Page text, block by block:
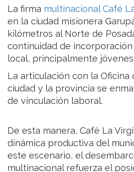
La firma multinacionalCafé
en la ciudad misionera
kilómetros al Norte de
continuidad de
local, principalmente
La articulación con la Oficina
ciudad y la provincia se
de vinculación laboral.
De esta manera, Café La
dinámica productiva del
este escenario, el
multinacional refuerza el